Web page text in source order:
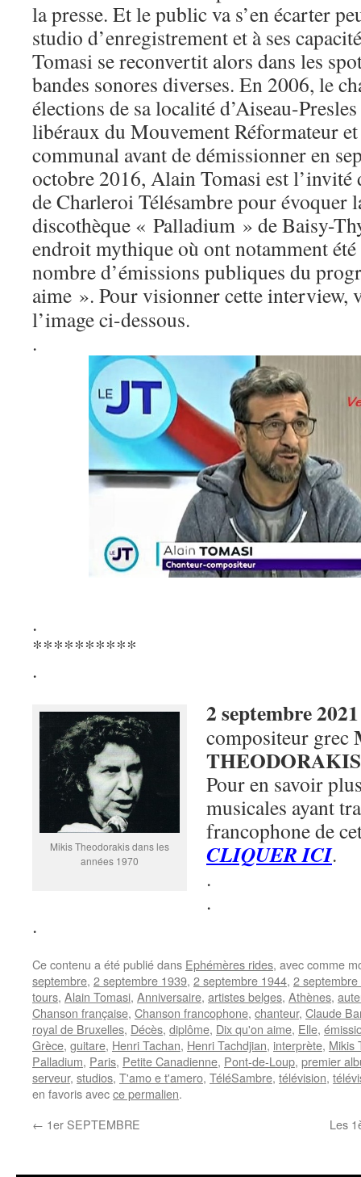
la presse. Et le public va s’en écarter
studio d’enregistrement et à ses
Tomasi se reconvertit alors dans les
bandes sonores diverses. En 2006, le
élections de sa localité d’Aiseau-
libéraux du Mouvement Réformateur
communal avant de démissionner en
octobre 2016, Alain Tomasi est l’invité
de Charleroi Télésambre pour évoquer
discothèque « Palladium » de Baisy-
endroit mythique où ont notamment
nombre d’émissions publiques du
aime ». Pour visionner cette interview,
l’image ci-dessous.
.
.
**********
.
Mikis Theodorakis dans les
années 1970
2 septembre 2021
compositeur grec
THEODORAKIS
Pour en savoir
musicales ayant
francophone de
CLIQUER ICI.
.
.
.
Ce contenu a été publié dans Ephémères rides, avec comme
septembre, 2 septembre 1939, 2 septembre 1944, 2
tours, Alain Tomasi, Anniversaire, artistes belges, Athènes,
Chanson française, Chanson francophone, chanteur, Claude
royal de Bruxelles, Décès, diplôme, Dix qu'on aime, Elle,
Grèce, guitare, Henri Tachan, Henri Tachdjian, interprète, Mikis
Palladium, Paris, Petite Canadienne, Pont-de-Loup, premier
serveur, studios, T'amo e t'amero, TéléSambre, télévision,
en favoris avecce permalien.
← 1er SEPTEMBRE Les